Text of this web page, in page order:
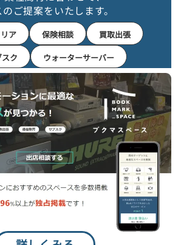
ご提案をいたします。
ア 保険相談
買取出張
ク
ウォーターサーバー